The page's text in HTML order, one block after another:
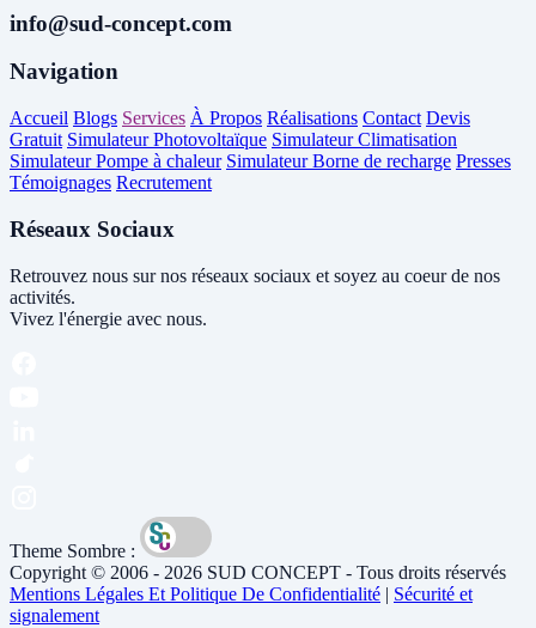
info@sud-concept.com
Navigation
Accueil Blogs Services À Propos Réalisations Contact Devis
Gratuit Simulateur Photovoltaïque Simulateur Climatisation
Simulateur Pompe à chaleur Simulateur Borne de recharge Presses
Témoignages Recrutement
Réseaux Sociaux
Retrouvez nous sur nos réseaux sociaux et soyez au coeur de nos
activités.
Vivez l'énergie avec nous.
Theme Sombre :
Copyright © 2006 - 2026 SUD CONCEPT - Tous droits réservés
Mentions Légales Et Politique De Confidentialité | Sécurité et
signalement